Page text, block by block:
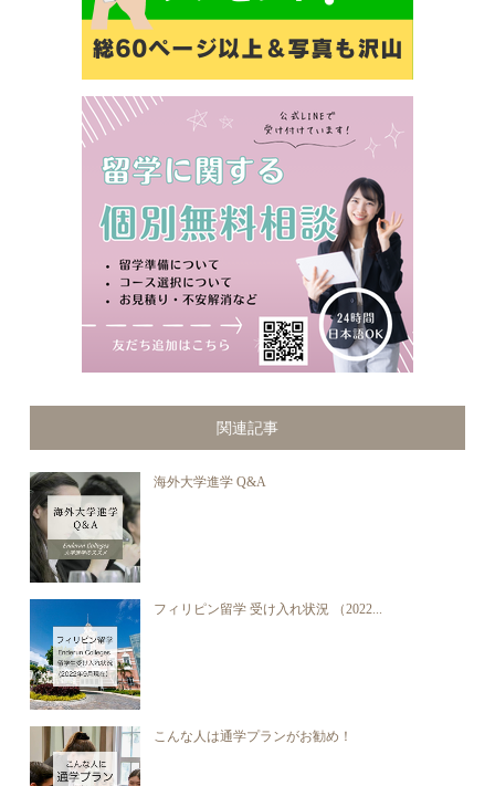
関連記事
海外大学進学 Q&A
フィリピン留学 受け入れ状況 （2022...
こんな人は通学プランがお勧め！